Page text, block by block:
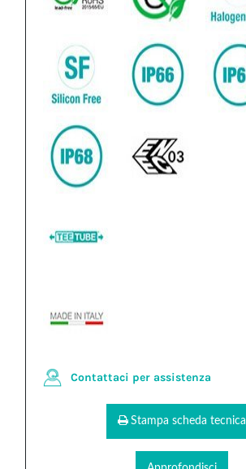
Contattaci per assistenza
Stampa scheda tecnica